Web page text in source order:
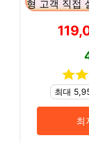
형 고객 직접
최대
최